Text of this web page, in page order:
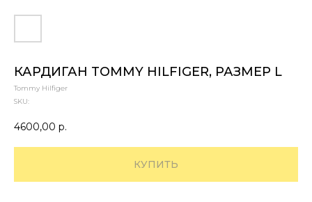
КАРДИГАН TOMMY HILFIGER, РАЗМЕР L
Tommy Hilfiger
SKU:
4600,00 р.
КУПИТЬ